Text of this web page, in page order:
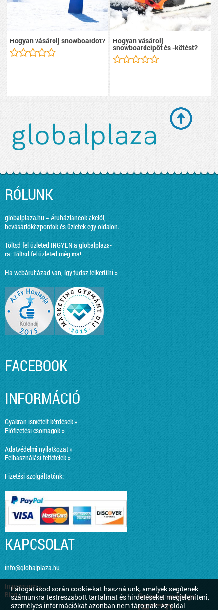
Látogatásod során cookie-kat használunk, amelyek segítenek
számunkra testreszabott tartalmat és hirdetéseket megjeleníteni,
személyes információkat azonban nem tárolnak. Az oldal
Hogyan vásárolj snowboardot? Hogyan vásárolj
snowboardcipőt és -kötést?
RÓLUNK
globalplaza.hu = Áruházláncok akciói,
bevásárlóközpontok és üzletek egy oldalon.
Töltsd fel üzleted INGYEN a globalplaza-
ra:Töltsd fel üzleted még ma!
Ha webáruházad van, így tudsz felkerülni »
FACEBOOK
INFORMÁCIÓ
Gyakran ismételt kérdések »
Előfizetési csomagok »
Adatvédelmi nyilatkozat »
Felhasználási feltételek »
Fizetési szolgáltatónk:
KAPCSOLAT
info@globalplaza.hu
Impresszum »
Blog »
Responsive design